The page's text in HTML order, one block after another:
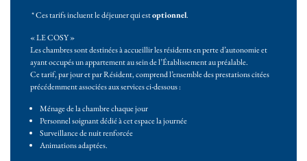
* Ces tarifs incluent le déjeuner qui estoptionnel.
« LE COSY »
Les chambres sont destinées à accueillir les résidents en perte d’autonomie et
ayant occupés un appartement au sein de l’Établissement au préalable.
Ce tarif, par jour et par Résident, comprend l’ensemble des prestations citées
précédemment associées aux services ci-dessous :
Ménage de la chambre chaque jour
Personnel soignant dédié à cet espace la journée
Surveillance de nuit renforcée
Animations adaptées.